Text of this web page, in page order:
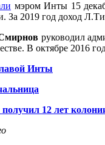
мэром Инты 15
За 2019 год доход
руководил
В октябре 2016
Инты
12 лет